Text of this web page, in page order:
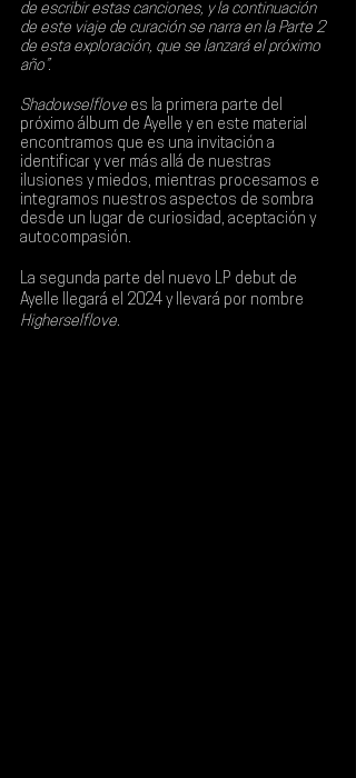
de escribir estas canciones, y la continuación
de este viaje de curación se narra en la Parte 2
de esta exploración, que se lanzará el próximo
año”.
Shadowselflove es la primera parte del
próximo álbum de Ayelle y en este material
encontramos que es una invitación a
identificar y ver más allá de nuestras
ilusiones y miedos, mientras procesamos e
integramos nuestros aspectos de sombra
desde un lugar de curiosidad, aceptación y
autocompasión.
La segunda parte del nuevo LP debut de
Ayelle llegará el 2024 y llevará por nombre
Higherselflove.